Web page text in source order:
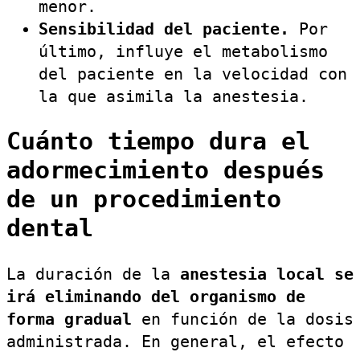
menor.
Sensibilidad del paciente.
Por
último, influye el metabolismo
del paciente en la velocidad con
la que asimila la anestesia.
Cuánto tiempo dura el
adormecimiento después
de un procedimiento
dental
La duración de la anestesia local se
irá eliminando del organismo de
forma gradual en función de la dosis
administrada. En general, el efecto